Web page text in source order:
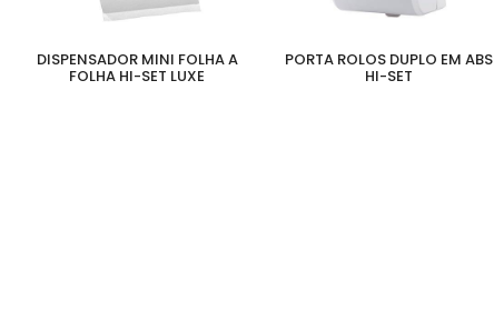
DISPENSADOR MINI FOLHA A
FOLHA HI-SET LUXE
PORTA ROLOS DUPLO EM ABS
HI-SET